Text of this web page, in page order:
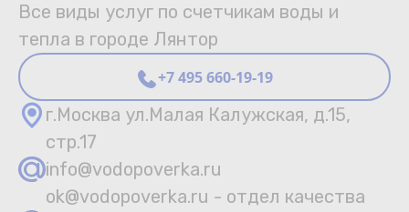
Все виды услуг по счетчикам воды и
тепла в городе Лянтор
+7 495 660-19-19
г.Москва ул.Малая Калужская, д.15,
стр.17
info@vodopoverka.ru
ok@vodopoverka.ru - отдел качества